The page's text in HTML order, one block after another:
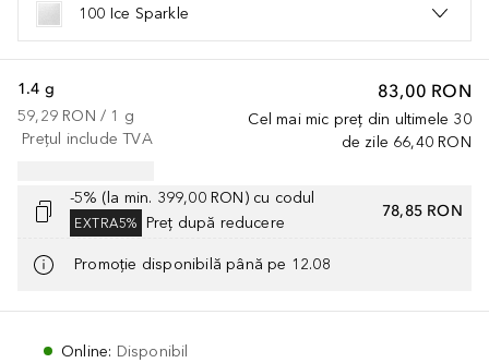
100 Ice Sparkle
83,00 RON
Cel mai mic preț din ultimele 30
de zile 66,40 RON
1.4 g
59,29 RON / 1 g
Prețul include TVA
-5% (la min. 399,00 RON) cu codul
EXTRA5% Preț după reducere
78,85 RON
Promoție disponibilă până pe 12.08
Online: Disponibil